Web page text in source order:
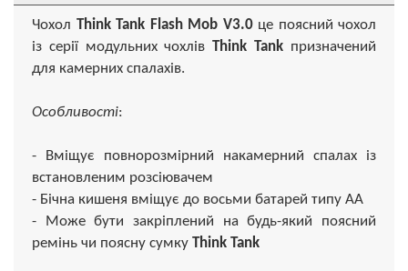
Чохол Think Tank Flash Mob V3.0це поясний чохол
із серії модульних чохлівThink Tank призначений
для камерних спалахів.
Особливості:
- Вміщує повнорозмірний накамерний спалах із
встановленим розсіювачем
- Бічна кишеня вміщує до восьми батарей типу АА
- Може бути закріплений на будь-який поясний
ремінь чи поясну сумку Think Tank